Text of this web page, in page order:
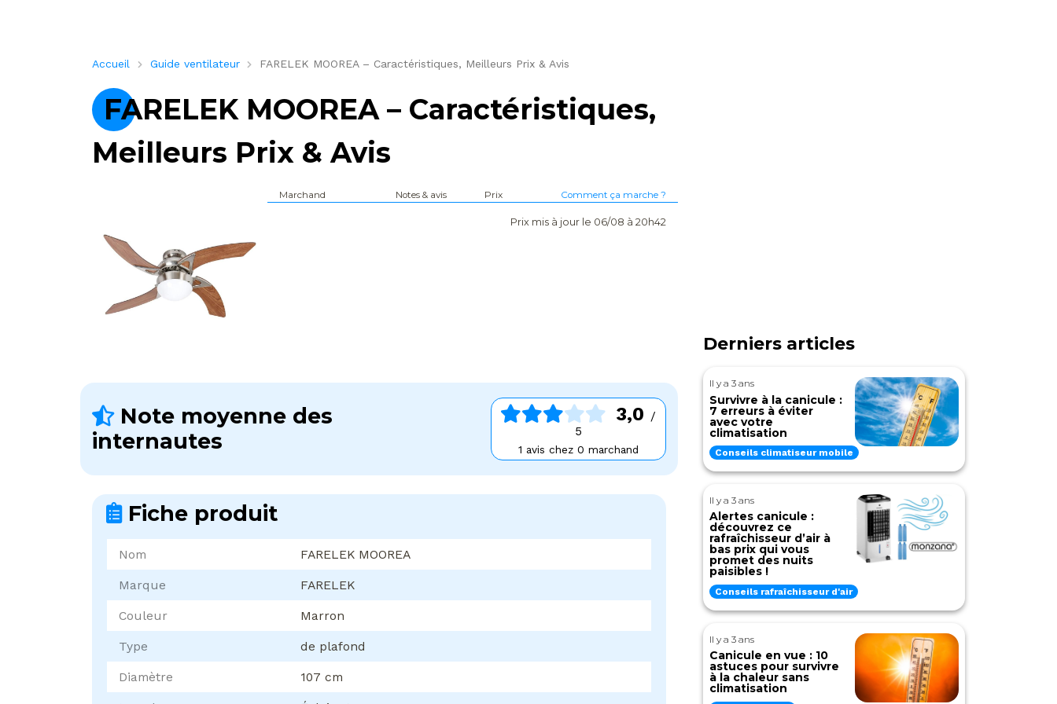
Accueil Guide ventilateur FARELEK MOOREA – Caractéristiques, Meilleurs Prix & Avis
FARELEK MOOREA – Caractéristiques,
Meilleurs Prix & Avis
Marchand Notes & avis Prix Comment ça marche ?
Prix mis à jour le 06/08 à 20h42
Note moyenne des
internautes
3,0 /
5
1 avis chez 0 marchand
Fiche produit
Nom FARELEK MOOREA
Marque FARELEK
Couleur Marron
Type de plafond
Diamètre 107 cm
Derniers articles
Il y a 3 ans
Survivre à la canicule :
7 erreurs à éviter
avec votre
climatisation
Conseils climatiseur mobile
Il y a 3 ans
Alertes canicule :
découvrez ce
rafraîchisseur d’air à
bas prix qui vous
promet des nuits
paisibles !
Conseils rafraîchisseur d'air
Il y a 3 ans
Canicule en vue : 10
astuces pour survivre
à la chaleur sans
climatisation